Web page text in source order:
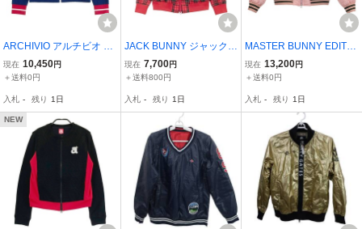
ARCHIVIO アルチビオ 長
袖ジップジャケット ネイ
ビー系 36 [24000122530
ス
現在 10,450円
＋送料0円
入札 - 残り 1日
JACK BUNNY ジャックバ
ニー ナイロンジャケット
チェック柄 レッド系 1 [2
ェア レディース
現在 7,700円
＋送料800円
入札 - 残り 1日
MASTER BUNNY EDITIO
N マスターバニーエディ
ション 18年モデル ダウン
ク系 0 [240001309467]
ゴルフウェア
現在 13,200円
＋送料0円
入札 - 残り 1日
NEW